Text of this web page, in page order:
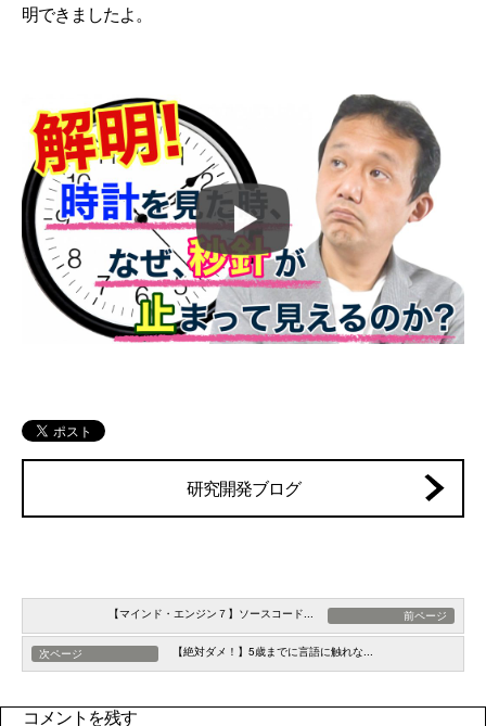
明できましたよ。
研究開発ブログ
【マインド・エンジン７】ソースコード... 前ページ
次ページ 【絶対ダメ！】5歳までに言語に触れな...
コメントを残す